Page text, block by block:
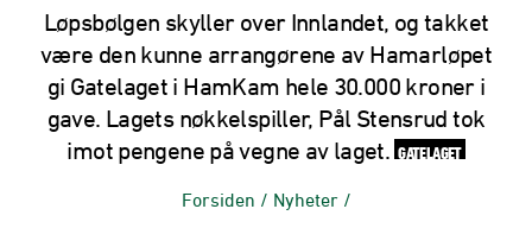
Løpsbølgen skyller over Innlandet, og takket
være den kunne arrangørene av Hamarløpet
gi Gatelaget i HamKam hele 30.000 kroner i
gave. Lagets nøkkelspiller, Pål Stensrud tok
imot pengene på vegne av laget. GATELAGET
Forsiden / Nyheter /